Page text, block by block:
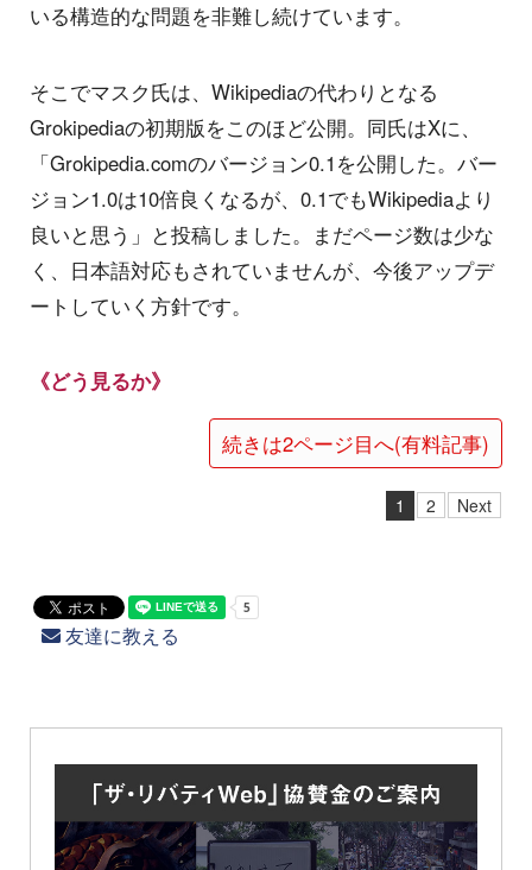
いる構造的な問題を非難し続けています。
そこでマスク氏は、Wikipediaの代わりとなる
Grokipediaの初期版をこのほど公開。同氏はXに、
「Grokipedia.comのバージョン0.1を公開した。バー
ジョン1.0は10倍良くなるが、0.1でもWikipediaより
良いと思う」と投稿しました。まだページ数は少な
く、日本語対応もされていませんが、今後アップデ
ートしていく方針です。
《どう見るか》
続きは2ページ目へ(有料記事)
1 2 Next
友達に教える